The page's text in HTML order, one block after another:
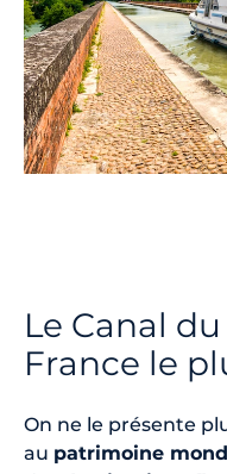
Le Canal
France le
On ne le présente
au patrimoine